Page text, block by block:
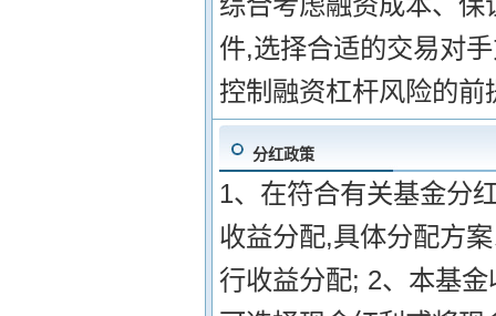
件,选择合适的交易对
控制融资杠杆风险的前
分红政策
1、在符合有关基金分
收益分配,具体分配方
行收益分配; 2、本基